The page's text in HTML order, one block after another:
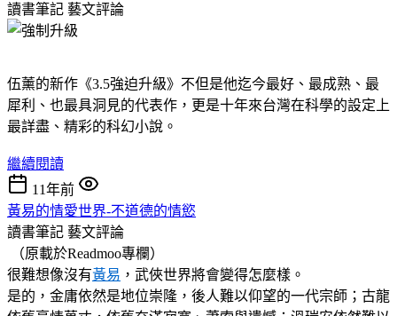
讀書筆記 藝文評論
伍薰的新作《3.5強迫升級》不但是他迄今最好、最成熟、最
犀利、也最具洞見的代表作，更是十年來台灣在科學的設定上
最詳盡、精彩的科幻小說。
繼續閱讀
11年前
黃易的情愛世界-不道德的情慾
讀書筆記 藝文評論
（原載於Readmoo專欄）
很難想像沒有黃易 ，武俠世界將會變得怎麼樣。
是的，金庸依然是地位崇隆，後人難以仰望的一代宗師；古龍